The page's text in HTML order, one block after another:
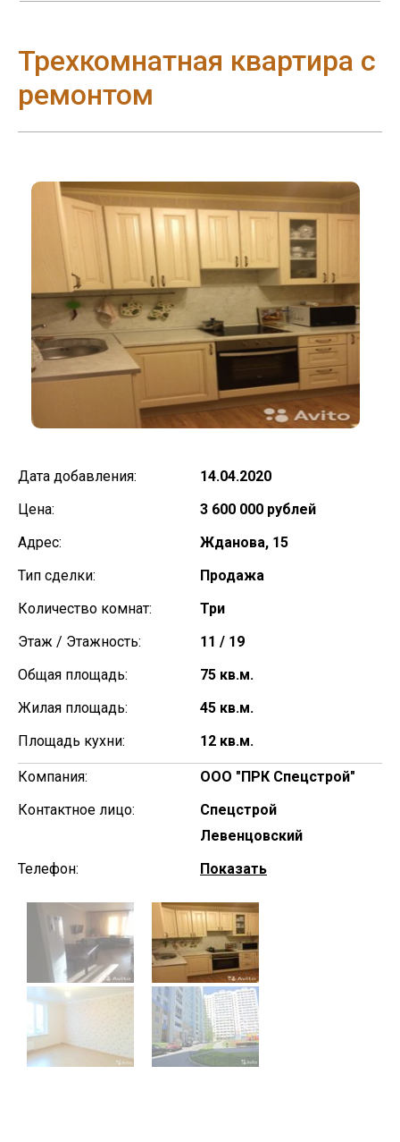
Трехкомнатная квартира с
ремонтом
Дата добавления:
14.04.2020
Цена:
3 600 000 рублей
Адрес:
Жданова, 15
Тип сделки:
Продажа
Количество комнат:
Три
Этаж / Этажность:
11 / 19
Общая площадь:
75 кв.м.
Жилая площадь:
45 кв.м.
Площадь кухни:
12 кв.м.
Компания:
ООО "ПРК Спецстрой"
Контактное лицо:
Спецстрой
Левенцовский
Телефон:
Показать